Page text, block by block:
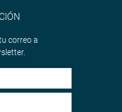
correo a